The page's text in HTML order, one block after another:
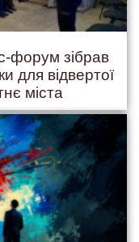
форум зібрав
для відвертої
міста